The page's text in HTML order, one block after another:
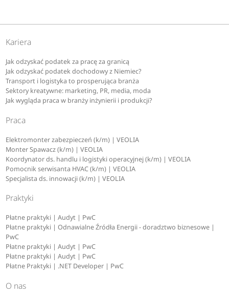
Kariera
Jak odzyskać podatek za pracę za granicą
Jak odzyskać podatek dochodowy z Niemiec?
Transport i logistyka to prosperująca branża
Sektory kreatywne: marketing, PR, media, moda
Jak wygląda praca w branży inżynierii i produkcji?
Praca
Elektromonter zabezpieczeń (k/m) | VEOLIA
Monter Spawacz (k/m) | VEOLIA
Koordynator ds. handlu i logistyki operacyjnej (k/m) | VEOLIA
Pomocnik serwisanta HVAC (k/m) | VEOLIA
Specjalista ds. innowacji (k/m) | VEOLIA
Praktyki
Płatne praktyki | Audyt | PwC
Płatne praktyki | Odnawialne Źródła Energii - doradztwo biznesowe |
PwC
Płatne praktyki | Audyt | PwC
Płatne praktyki | Audyt | PwC
Płatne Praktyki | .NET Developer | PwC
O nas